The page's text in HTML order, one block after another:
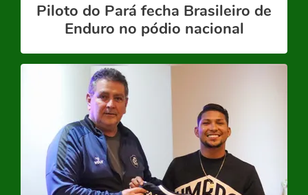
Piloto do Pará fecha Brasileiro de
Enduro no pódio nacional